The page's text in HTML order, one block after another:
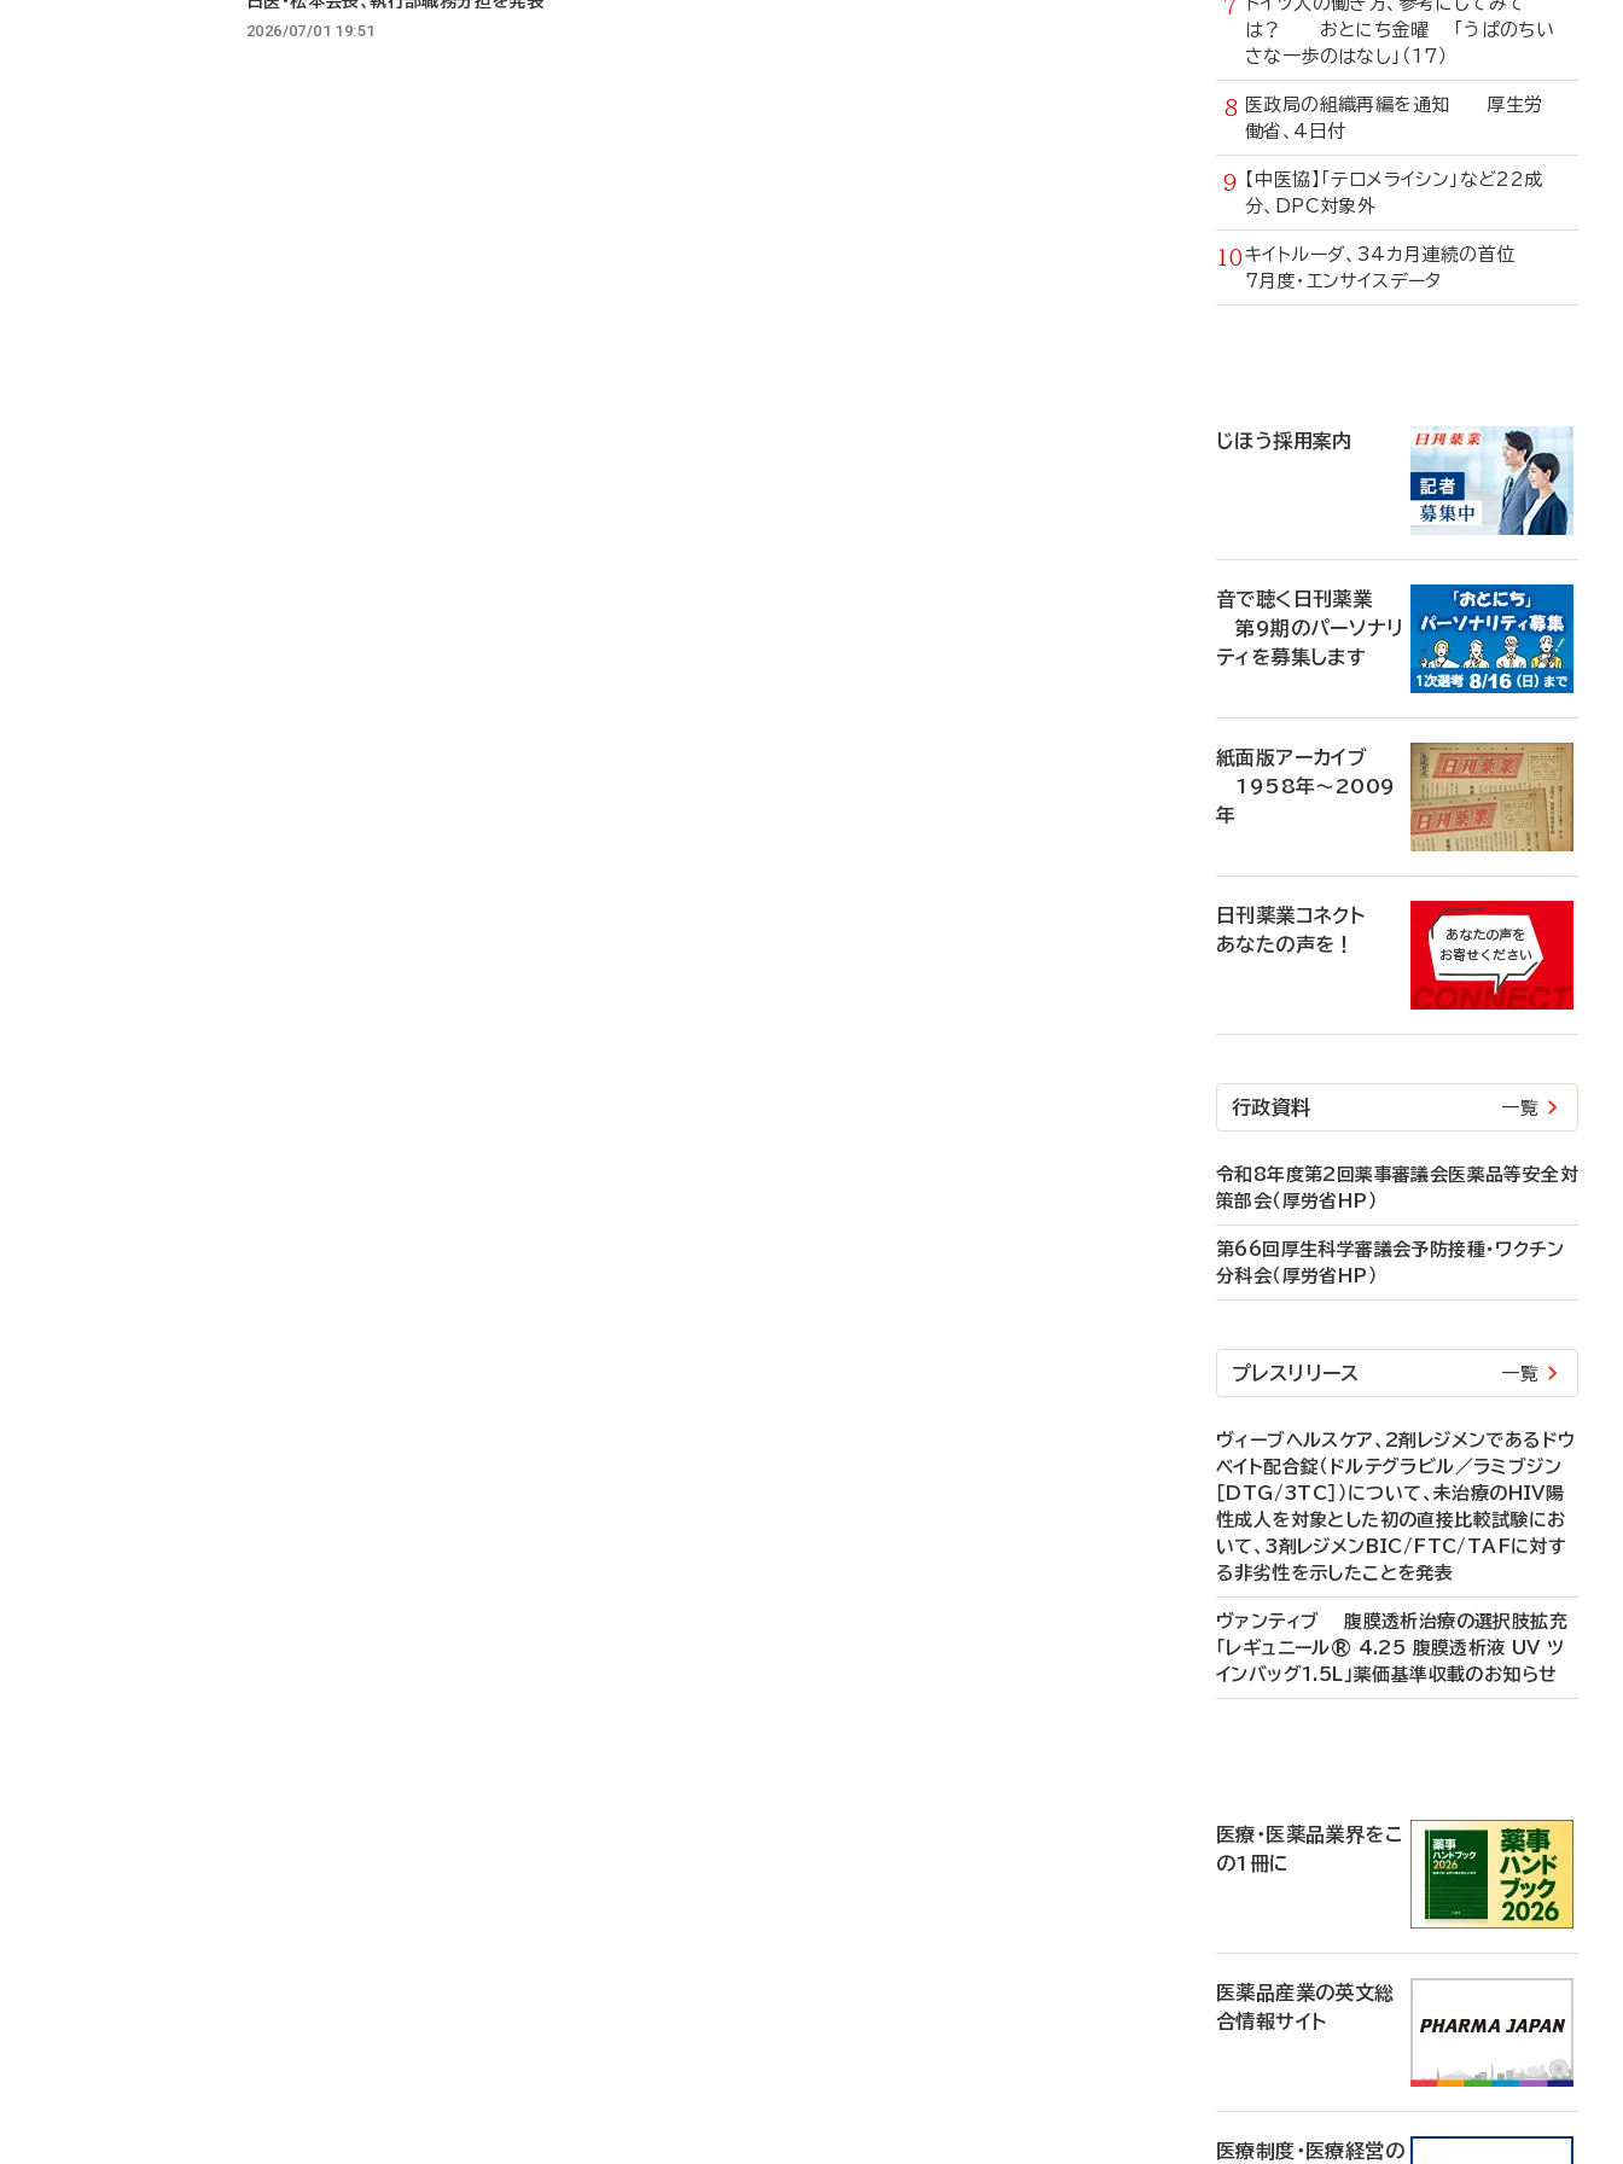
2026/07/01 19:51
は？ おとにち金曜 「うぱのちい
さな一歩のはなし」（17）
医政局の組織再編を通知 厚生労
働省、4日付
【中医協】「テロメライシン」など22成
分、DPC対象外
キイトルーダ、34カ月連続の首位
7月度・エンサイスデータ
じほう採用案内
音で聴く日刊薬業
第9期のパーソナリ
ティを募集します
紙面版アーカイブ
1958年～2009
年
日刊薬業コネクト
あなたの声を！
行政資料 一覧
令和8年度第2回薬事審議会医薬品等安全対
策部会（厚労省HP）
第66回厚生科学審議会予防接種・ワクチン
分科会（厚労省HP）
プレスリリース 一覧
ヴィーブヘルスケア、2剤レジメンであるドウ
ベイト配合錠（ドルテグラビル／ラミブジン
［DTG/3TC］）について、未治療のHIV陽
性成人を対象とした初の直接比較試験にお
いて、3剤レジメンBIC/FTC/TAFに対す
る非劣性を示したことを発表
ヴァンティブ 腹膜透析治療の選択肢拡充
「レギュニール® 4.25 腹膜透析液 UV ツ
インバッグ1.5L」薬価基準収載のお知らせ
医療・医薬品業界をこ
の1冊に
医薬品産業の英文総
合情報サイト
医療制度・医療経営の